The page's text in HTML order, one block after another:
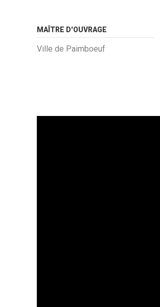
MAÎTRE D'OUVRAGE
Ville de Paimboeuf